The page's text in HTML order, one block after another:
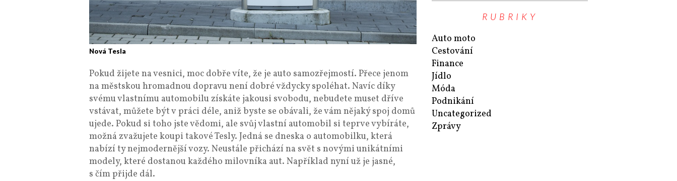
Nová Tesla
Pokud žijete na vesnici, moc dobře víte, že je auto samozřejmostí. Přece jenom
na městskou hromadnou dopravu není dobré vždycky spoléhat. Navíc díky
svému vlastnímu automobilu získáte jakousi svobodu, nebudete muset dříve
vstávat, můžete být v práci déle, aniž byste se obávali, že vám nějaký spoj domů
ujede. Pokud si toho jste vědomi, ale svůj vlastní automobil si teprve vybíráte,
možná zvažujete koupi takové Tesly. Jedná se dneska o automobilku, která
nabízí ty nejmodernější vozy. Neustále přichází na svět s novými unikátními
modely, které dostanou každého milovníka aut. Například nyní už je jasné,
s čím přijde dál.
RUBRIKY
Auto moto
Cestování
Finance
Jídlo
Móda
Podnikání
Uncategorized
Zprávy